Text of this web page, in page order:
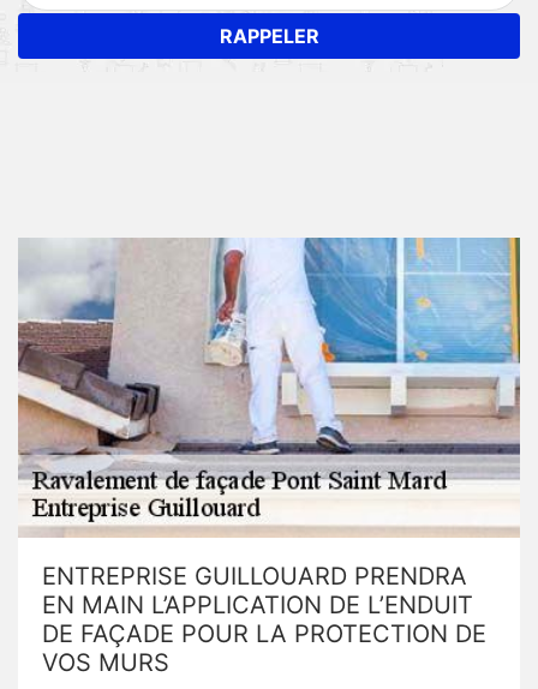
ENTREPRISE GUILLOUARD PRENDRA
EN MAIN L’APPLICATION DE L’ENDUIT
DE FAÇADE POUR LA PROTECTION DE
VOS MURS